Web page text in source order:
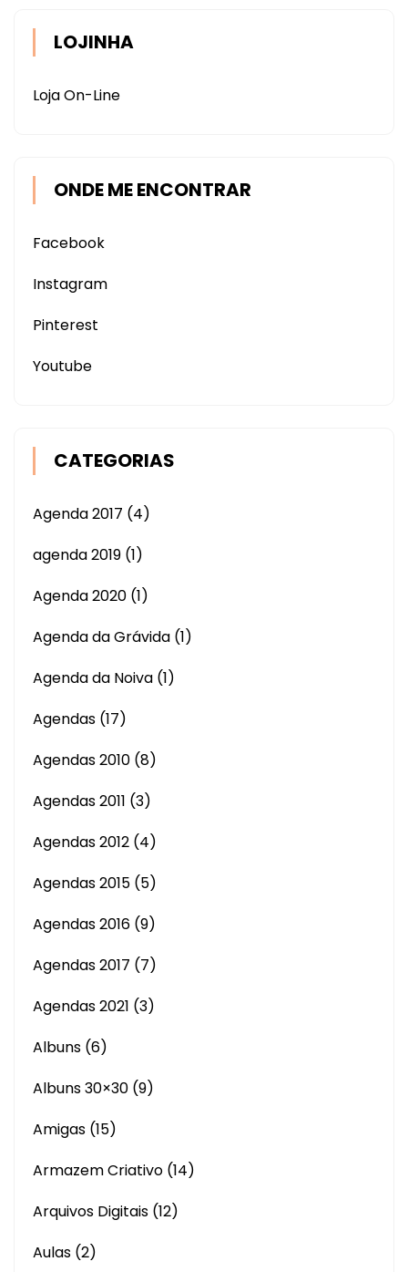
LOJINHA
Loja On-Line
ONDE ME ENCONTRAR
Facebook
Instagram
Pinterest
Youtube
CATEGORIAS
Agenda 2017 (4)
agenda 2019 (1)
Agenda 2020 (1)
Agenda da Grávida (1)
Agenda da Noiva (1)
Agendas (17)
Agendas 2010 (8)
Agendas 2011 (3)
Agendas 2012 (4)
Agendas 2015 (5)
Agendas 2016 (9)
Agendas 2017 (7)
Agendas 2021 (3)
Albuns (6)
Albuns 30×30 (9)
Amigas (15)
Armazem Criativo (14)
Arquivos Digitais (12)
Aulas (2)